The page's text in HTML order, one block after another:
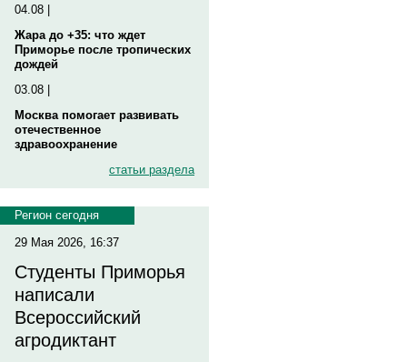
04.08 |
Жара до +35: что ждет
Приморье после тропических
дождей
03.08 |
Москва помогает развивать
отечественное
здравоохранение
статьи раздела
Регион сегодня
29 Мая 2026, 16:37
Студенты Приморья
написали
Всероссийский
агродиктант